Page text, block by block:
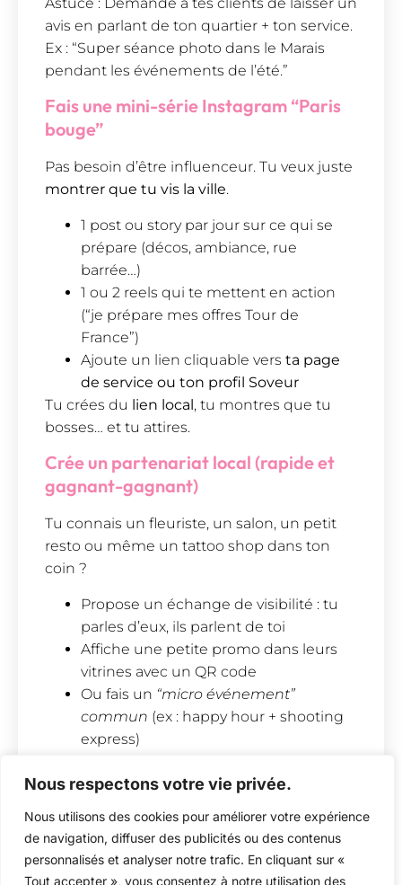
Nous respectons votre vie privée.
Nous utilisons des cookies pour améliorer votre expérience
de navigation, diffuser des publicités ou des contenus
personnalisés et analyser notre trafic. En cliquant sur «
Tout accepter », vous consentez à notre utilisation des
avis en parlant de ton quartier + ton service.
Ex : “Super séance photo dans le Marais
pendant les événements de l’été.”
Fais une mini-série Instagram “Paris
bouge”
Pas besoin d’être influenceur. Tu veux juste
montrer que tu vis la ville.
1 post ou story par jour sur ce qui se
prépare (décos, ambiance, rue
barrée…)
1 ou 2 reels qui te mettent en action
(“je prépare mes offres Tour de
France”)
Ajoute un lien cliquable vers ta page
de service ou ton profil Soveur
Tu crées du lien local, tu montres que tu
bosses… et tu attires.
Crée un partenariat local (rapide et
gagnant-gagnant)
Tu connais un fleuriste, un salon, un petit
resto ou même un tattoo shop dans ton
coin ?
Propose un échange de visibilité : tu
parles d’eux, ils parlent de toi
Affiche une petite promo dans leurs
vitrines avec un QR code
Ou fais un “micro événement”
commun (ex : happy hour + shooting
express)
potentiels passent déjà.
Utilise Soveur pour exister dans les
bonnes recherches
Un client qui cherche un freelance dispo, tu